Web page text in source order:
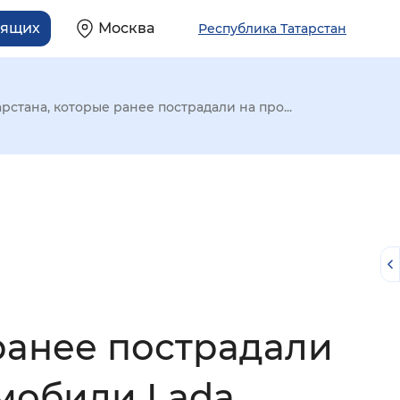
Москва Республика Татарстан
которые ранее пострадали на про...
пострадали